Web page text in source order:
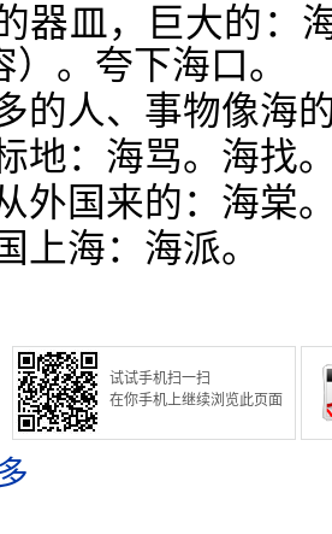
器皿，巨大的：
。夸下海口。
的人、事物像海
地：海骂。海找
外国来的：海棠
海：海派。
试试手机扫一扫
在你手机上继续浏览此页面